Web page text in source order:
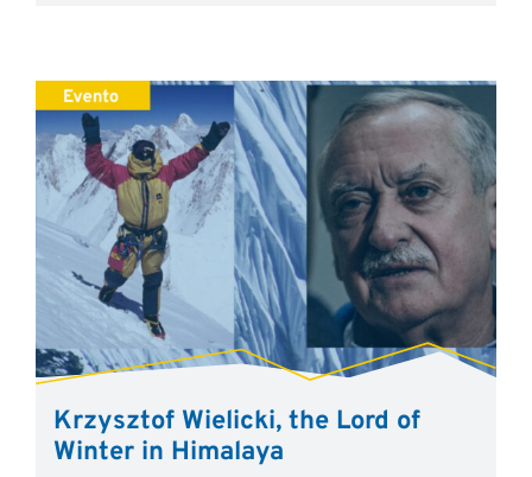
Krzysztof Wielicki, the Lord of
Winter in Himalaya